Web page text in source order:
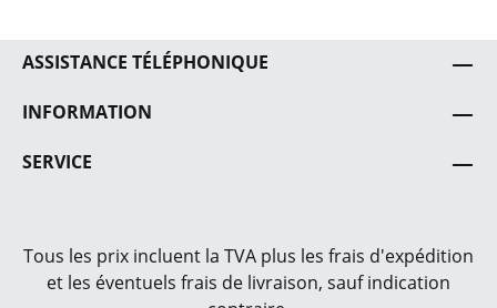
ASSISTANCE TÉLÉPHONIQUE
INFORMATION
SERVICE
Tous les prix incluent la TVA plus les frais d'expédition
et les éventuels frais de livraison, sauf indication